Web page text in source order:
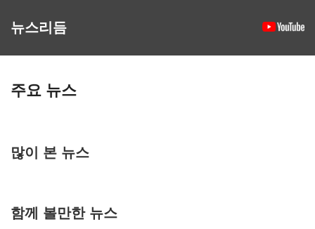
뉴스리듬
주요 뉴스
많이 본 뉴스
함께 볼만한 뉴스